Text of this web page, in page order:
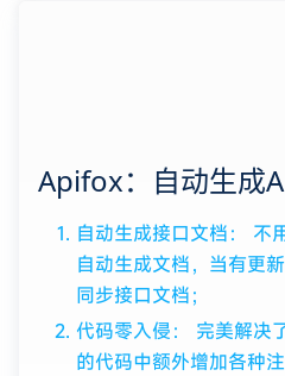
Apifox：自动生成
自动生成接口文档： 不
自动生成文档，当有更
同步接口文档；
代码零入侵： 完美解决
的代码中额外增加各种